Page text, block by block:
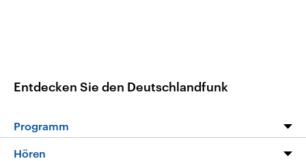
Entdecken Sie den Deutschlandfunk
Programm
Programm
Hören